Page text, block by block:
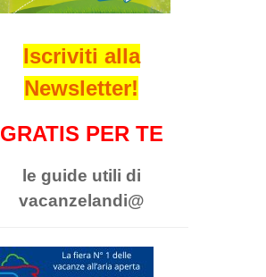
Iscriviti alla
Newsletter!
GRATIS PER TE
le guide utili di
vacanzelandi@